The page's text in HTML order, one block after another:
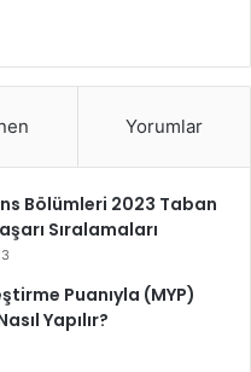
Yorumlar
Bölümleri 2023 Taban
Sıralamaları
Puanıyla (MYP)
Yapılır?